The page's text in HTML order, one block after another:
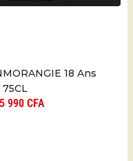
18 Ans
990 CFA